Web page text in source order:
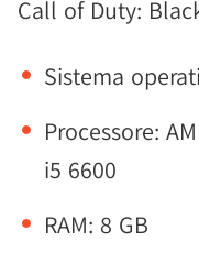
Call of Duty:
Sistema
Processore:
i5 6600
RAM: 8 GB